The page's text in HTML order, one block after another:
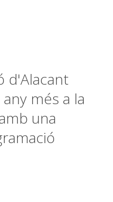
d'Alacant
més a la
una